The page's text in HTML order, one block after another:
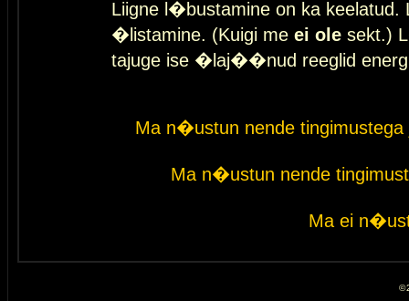
Liigne l�bustamine on ka keelatud.
�listamine. (Kuigi me ei ole sekt.)
tajuge ise �laj��nud reeglid
Ma n�ustun nende
Ma n�ustun nende
Ma ei
©